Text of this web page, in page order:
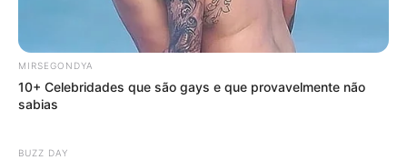
MIRSEGONDYA
10+ Celebridades que são gays e que provavelmente não
sabias
BUZZ DAY